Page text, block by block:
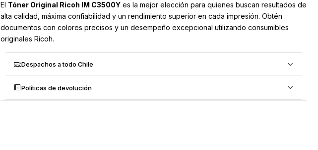
El Tóner Original Ricoh IM C3500Yes la mejor elección para quienes buscan resultados de
alta calidad, máxima confiabilidad y un rendimiento superior en cada impresión. Obtén
documentos con colores precisos y un desempeño excepcional utilizando consumibles
originales Ricoh.
Despachos a todo Chile
Políticas de devolución